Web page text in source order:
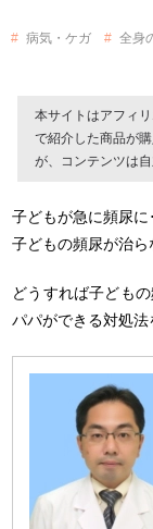
病気・ケガ
全身
本サイトはアフィ
で紹介した商品が
が、コンテンツは
子どもが急に頻尿に･
子どもの頻尿が治ら
どうすれば子ども
パパができる対処法